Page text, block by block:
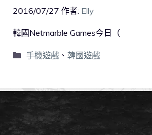
2016/07/27 作者: Elly
韓國Netmarble Games今日（
手機遊戲、 韓國遊戲